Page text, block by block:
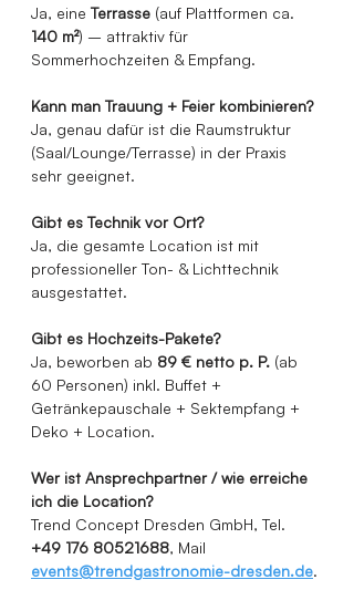
Ja, eine Terrasse (auf Plattformen ca.
140 m²) – attraktiv für
Sommerhochzeiten & Empfang.
Kann man Trauung + Feier kombinieren?
Ja, genau dafür ist die Raumstruktur
(Saal/Lounge/Terrasse) in der Praxis
sehr geeignet.
Gibt es Technik vor Ort?
Ja, die gesamte Location ist mit
professioneller Ton- & Lichttechnik
ausgestattet.
Gibt es Hochzeits-Pakete?
Ja, beworben ab 89 € netto p. P. (ab
60 Personen) inkl. Buffet +
Getränkepauschale + Sektempfang +
Deko + Location.
Wer ist Ansprechpartner / wie erreiche
ich die Location?
Trend Concept Dresden GmbH, Tel.
+49 176 80521688, Mail
events@trendgastronomie-dresden.de.